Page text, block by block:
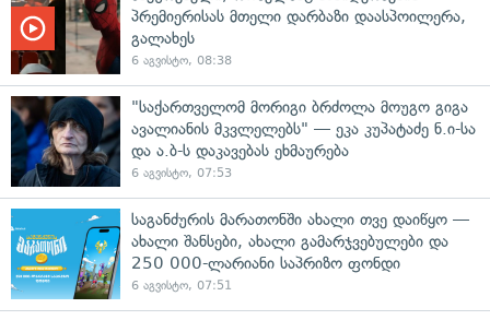
პრემიერისას მთელი დარბაზი დაასპოილერა,
გალახეს
6 აგვისტო, 08:38
"საქართველომ მორიგი ბრძოლა მოუგო გიგა
ავალიანის მკვლელებს" — ეკა კუპატაძე ნ.ი-სა
და ა.ბ-ს დაკავებას ეხმაურება
6 აგვისტო, 07:53
საგანძურის მარათონში ახალი თვე დაიწყო —
ახალი შანსები, ახალი გამარჯვებულები და
250 000-ლარიანი საპრიზო ფონდი
6 აგვისტო, 07:51